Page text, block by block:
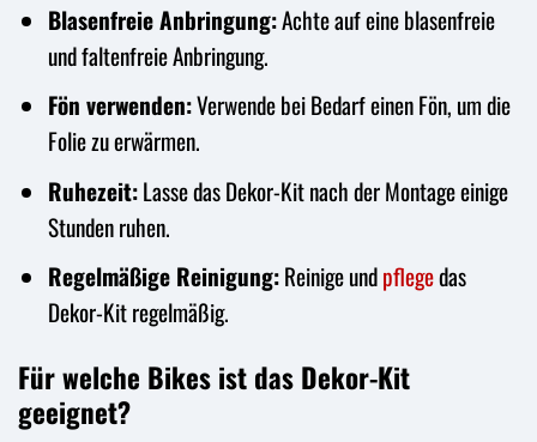
Blasenfreie Anbringung:Achte auf eine blasenfreie
und faltenfreie Anbringung.
Fön verwenden:Verwende bei Bedarf einen Fön, um die
Folie zu erwärmen.
Ruhezeit:Lasse das Dekor-Kit nach der Montage einige
Stunden ruhen.
Regelmäßige Reinigung:Reinige undpflegedas
Dekor-Kit regelmäßig.
Für welche Bikes ist das Dekor-Kit
geeignet?